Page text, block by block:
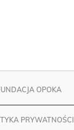
OPOKA
PRYWATNOŚCI